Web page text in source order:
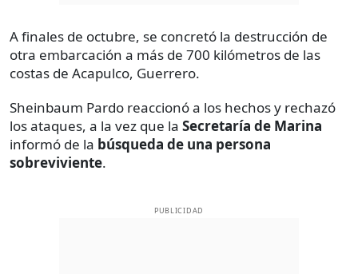
A finales de octubre, se concretó la destrucción de
otra embarcación a más de 700 kilómetros de las
costas de Acapulco, Guerrero.
Sheinbaum Pardo reaccionó a los hechos y rechazó
los ataques, a la vez que la Secretaría de Marina
informó de la búsqueda de una persona
sobreviviente.
PUBLICIDAD